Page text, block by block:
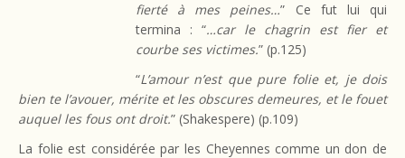
fierté à mes peines…” Ce fut lui qui
termina : “…car le chagrin est fier et
courbe ses victimes.” (p.125)
“L’amour n’est que pure folie et, je dois
bien te l’avouer, mérite et les obscures demeures, et le fouet
auquel les fous ont droit.” (Shakespere) (p.109)
La folie est considérée par les Cheyennes comme un don de